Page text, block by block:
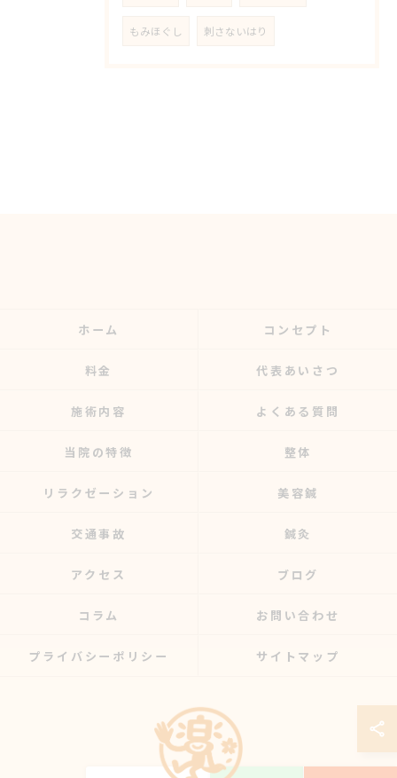
もみほぐし 刺さないはり
ホーム コンセプト
料金 代表あいさつ
施術内容 よくある質問
当院の特徴 整体
リラクゼーション 美容鍼
交通事故 鍼灸
アクセス ブログ
コラム お問い合わせ
プライバシーポリシー サイトマップ